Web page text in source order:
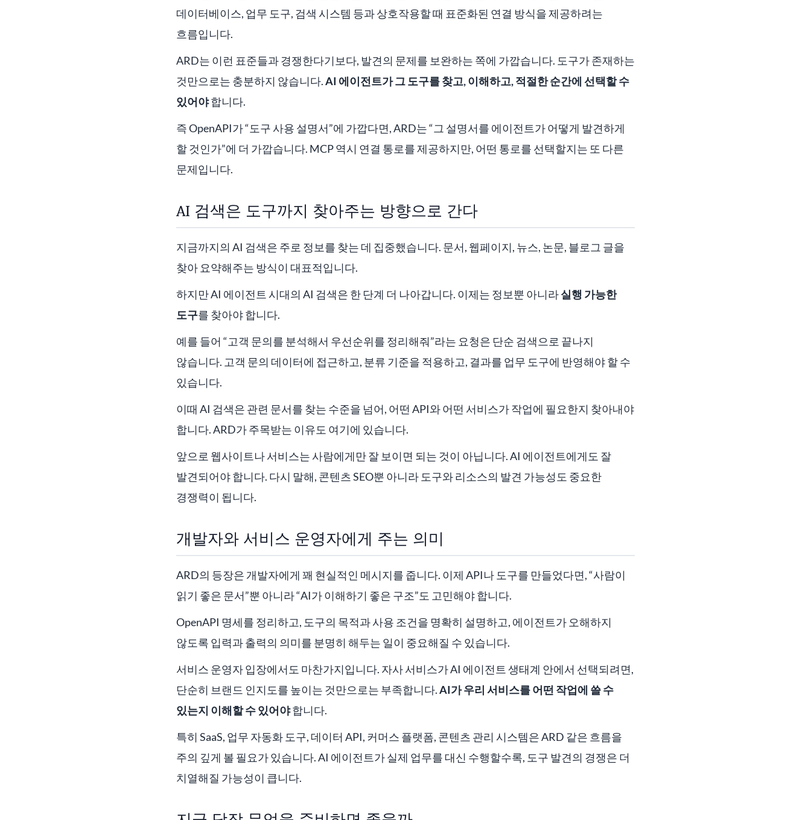
데이터베이스, 업무 도구, 검색 시스템 등과 상호작용할 때 표준화된 연결 방식을 제공하려는
흐름입니다.
ARD는 이런 표준들과 경쟁한다기보다, 발견의 문제를 보완하는 쪽에 가깝습니다. 도구가 존재하는
것만으로는 충분하지 않습니다.AI 에이전트가 그 도구를 찾고, 이해하고, 적절한 순간에 선택할 수
있어야합니다.
즉 OpenAPI가 “도구 사용 설명서”에 가깝다면, ARD는 “그 설명서를 에이전트가 어떻게 발견하게
할 것인가”에 더 가깝습니다. MCP 역시 연결 통로를 제공하지만, 어떤 통로를 선택할지는 또 다른
문제입니다.
AI 검색은 도구까지 찾아주는 방향으로 간다
지금까지의 AI 검색은 주로 정보를 찾는 데 집중했습니다. 문서, 웹페이지, 뉴스, 논문, 블로그 글을
찾아 요약해주는 방식이 대표적입니다.
하지만 AI 에이전트 시대의 AI 검색은 한 단계 더 나아갑니다. 이제는 정보뿐 아니라실행 가능한
도구를 찾아야 합니다.
예를 들어 “고객 문의를 분석해서 우선순위를 정리해줘”라는 요청은 단순 검색으로 끝나지
않습니다. 고객 문의 데이터에 접근하고, 분류 기준을 적용하고, 결과를 업무 도구에 반영해야 할 수
있습니다.
이때 AI 검색은 관련 문서를 찾는 수준을 넘어, 어떤 API와 어떤 서비스가 작업에 필요한지 찾아내야
합니다. ARD가 주목받는 이유도 여기에 있습니다.
앞으로 웹사이트나 서비스는 사람에게만 잘 보이면 되는 것이 아닙니다. AI 에이전트에게도 잘
발견되어야 합니다. 다시 말해, 콘텐츠 SEO뿐 아니라 도구와 리소스의 발견 가능성도 중요한
경쟁력이 됩니다.
개발자와 서비스 운영자에게 주는 의미
ARD의 등장은 개발자에게 꽤 현실적인 메시지를 줍니다. 이제 API나 도구를 만들었다면, “사람이
읽기 좋은 문서”뿐 아니라 “AI가 이해하기 좋은 구조”도 고민해야 합니다.
OpenAPI 명세를 정리하고, 도구의 목적과 사용 조건을 명확히 설명하고, 에이전트가 오해하지
않도록 입력과 출력의 의미를 분명히 해두는 일이 중요해질 수 있습니다.
서비스 운영자 입장에서도 마찬가지입니다. 자사 서비스가 AI 에이전트 생태계 안에서 선택되려면,
단순히 브랜드 인지도를 높이는 것만으로는 부족합니다.AI가 우리 서비스를 어떤 작업에 쓸 수
있는지 이해할 수 있어야합니다.
특히 SaaS, 업무 자동화 도구, 데이터 API, 커머스 플랫폼, 콘텐츠 관리 시스템은 ARD 같은 흐름을
주의 깊게 볼 필요가 있습니다. AI 에이전트가 실제 업무를 대신 수행할수록, 도구 발견의 경쟁은 더
치열해질 가능성이 큽니다.